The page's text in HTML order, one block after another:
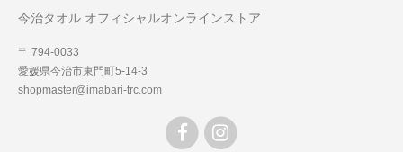
今治タオル オフィシャルオンラインストア
〒 794-0033
愛媛県今治市東門町5-14-3
shopmaster@imabari-trc.com